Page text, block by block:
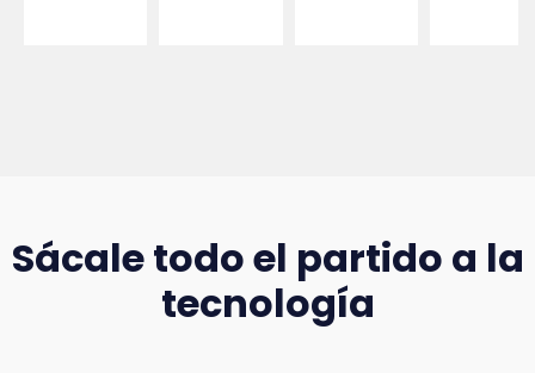
Sácale todo el partido a la
tecnología